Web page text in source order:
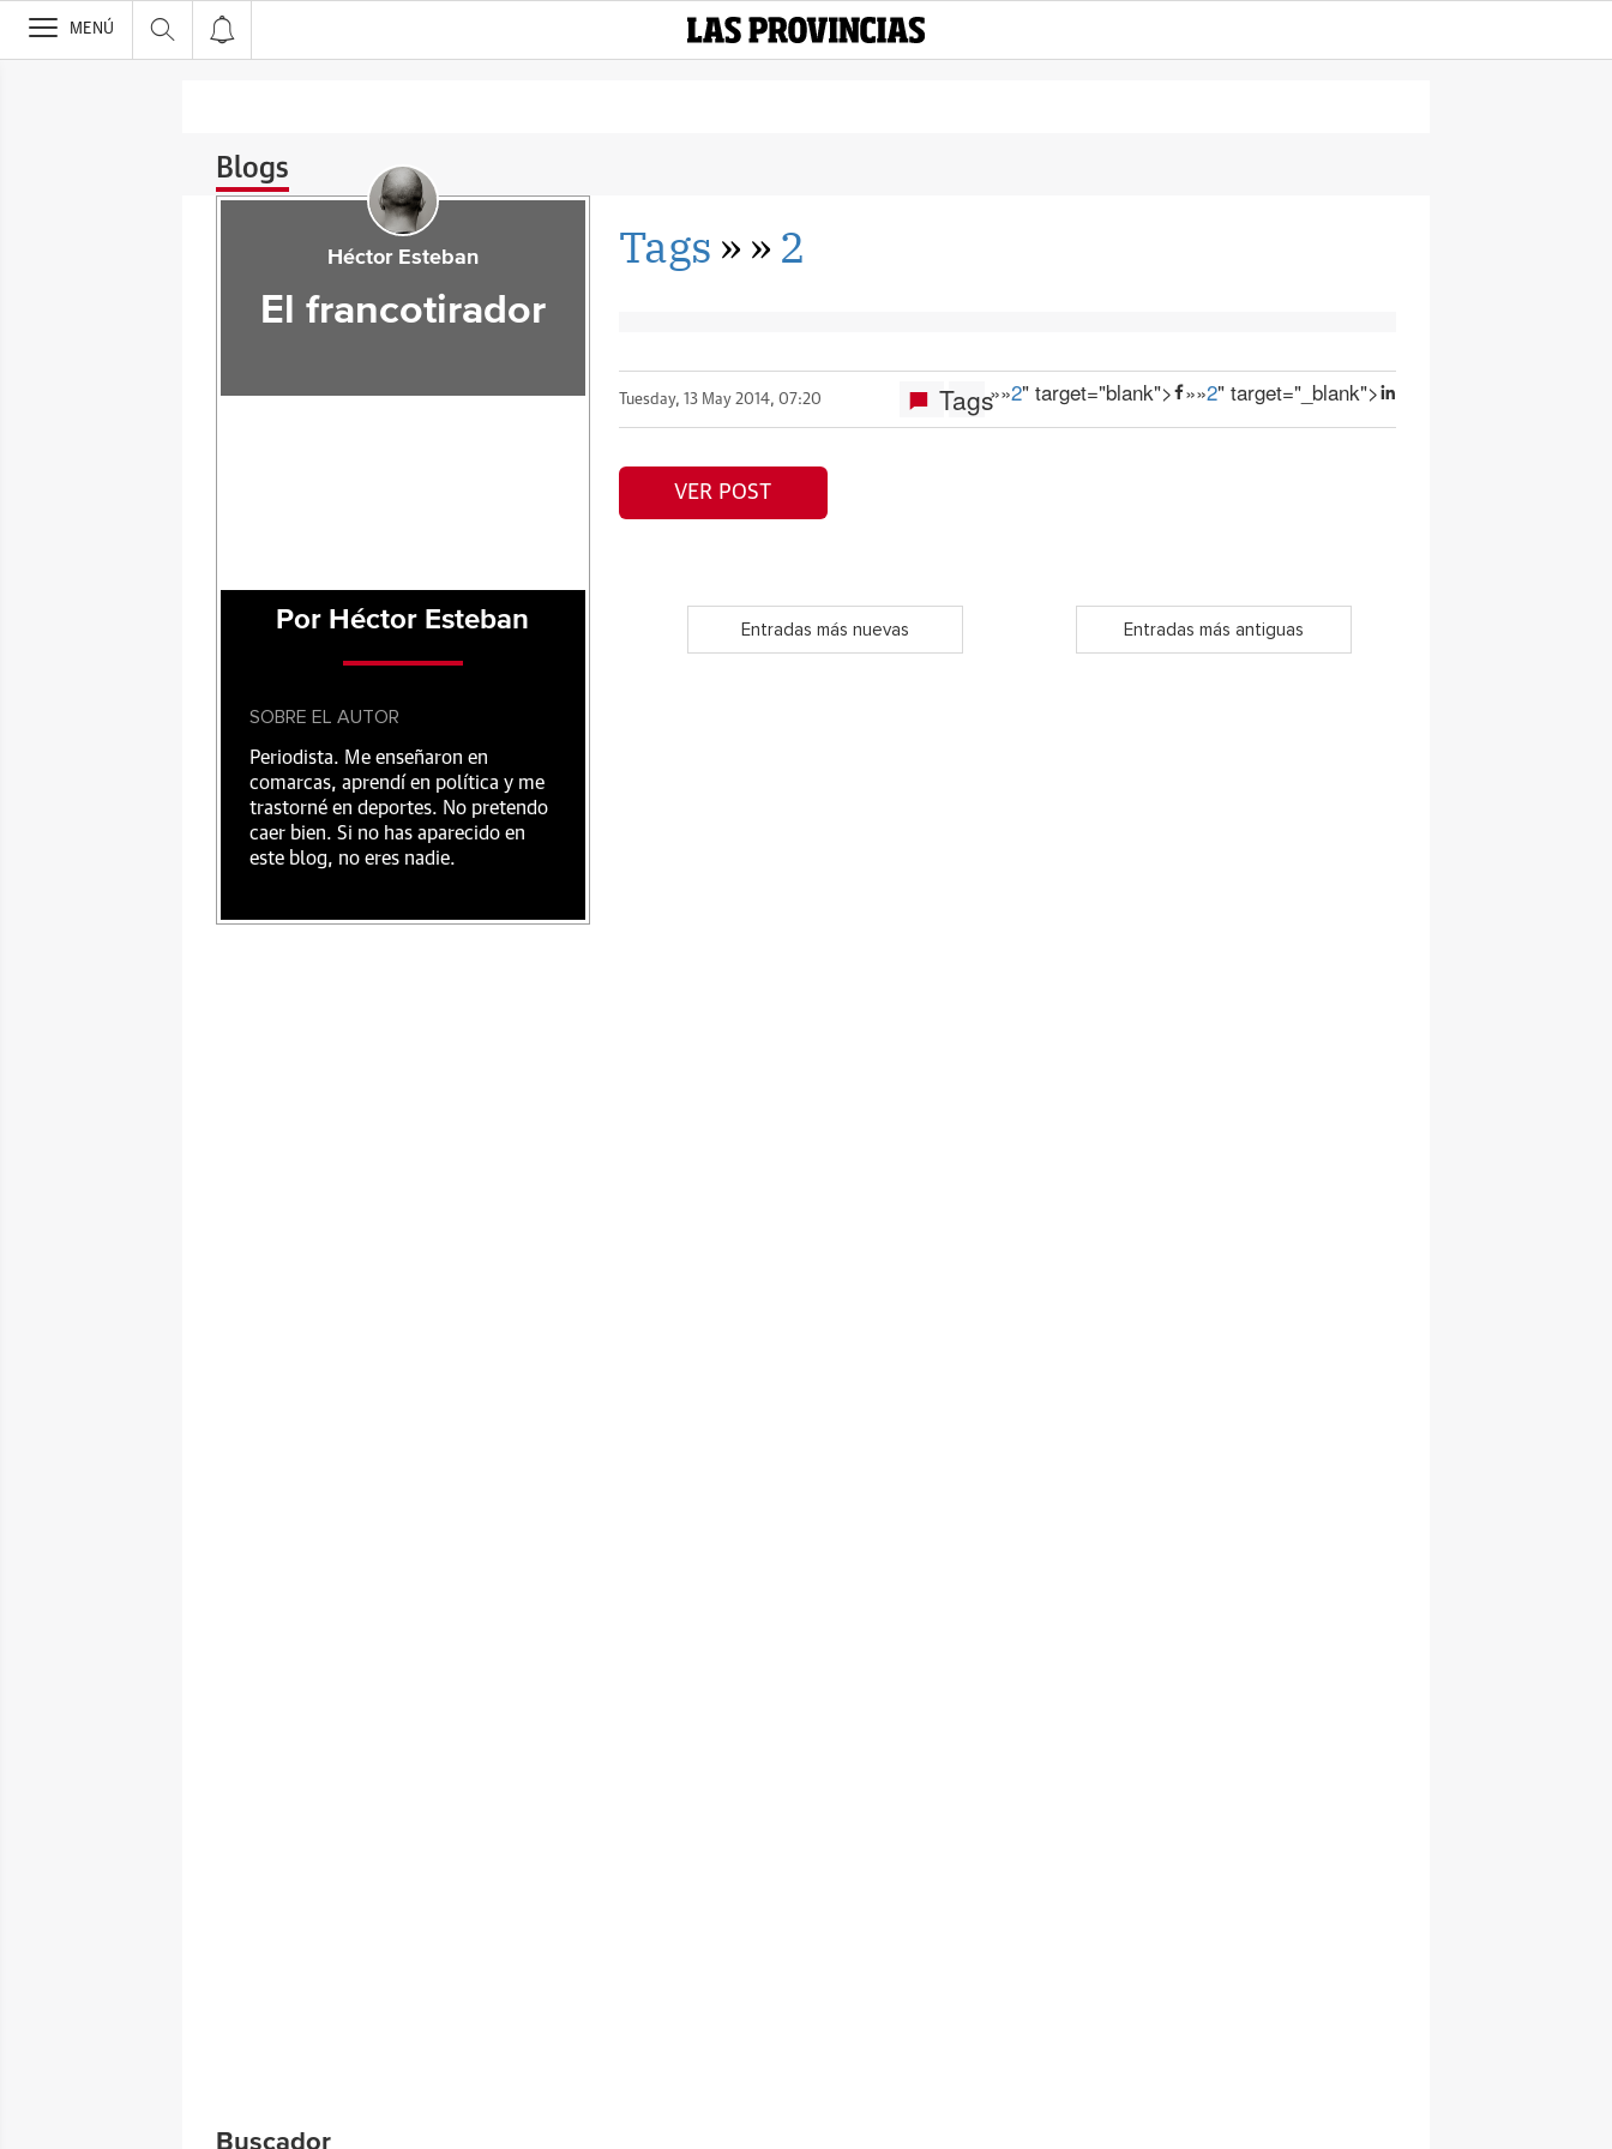
>
MENÚ
Blogs
Tags » » 2
Tuesday, 13 May 2014, 07:20 Tags»»2" target="blank"> »»2" target="_blank">
VER POST
Entradas más nuevas Entradas más antiguas
Héctor Esteban
El francotirador
Por Héctor Esteban
SOBRE EL AUTOR
Periodista. Me enseñaron en
comarcas, aprendí en política y me
trastorné en deportes. No pretendo
caer bien. Si no has aparecido en
este blog, no eres nadie.
Buscador